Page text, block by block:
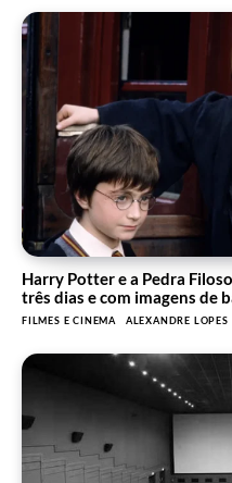
Harry Potter e a Pedra
três dias e com imagens de
FILMES E CINEMA ALEXANDRE LOPES